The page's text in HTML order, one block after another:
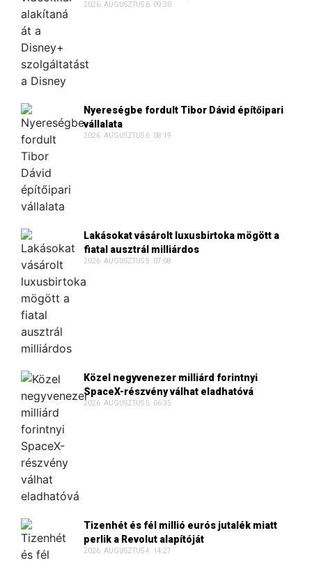
2026. AUGUSZTUS 6. 09:30
Nyereségbe fordult Tibor Dávid építőipari
vállalata
2026. AUGUSZTUS 6. 08:19
Lakásokat vásárolt luxusbirtoka mögött a
fiatal ausztrál milliárdos
2026. AUGUSZTUS 5. 07:08
Közel negyvenezer milliárd forintnyi
SpaceX-részvény válhat eladhatóvá
2026. AUGUSZTUS 5. 06:35
Tizenhét és fél millió eurós jutalék miatt
perlik a Revolut alapítóját
2026. AUGUSZTUS 4. 14:27